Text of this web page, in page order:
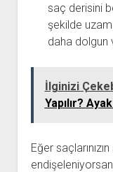
saç derisini
şekilde
daha dolgun
İlginizi
Yapılır?
Eğer